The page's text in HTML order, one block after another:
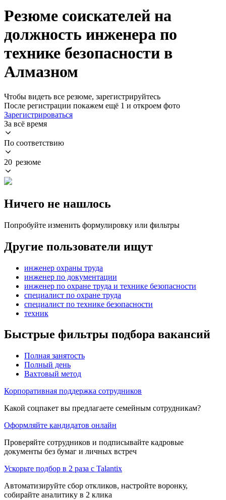
Резюме соискателей на
должность инженера по
технике безопасности в
Алмазном
Чтобы видеть все резюме, зарегистрируйтесь
После регистрации покажем ещё 1 и откроем фото
Зарегистрироваться
За всё время
По соответствию
20 резюме
Ничего не нашлось
Попробуйте изменить формулировку или фильтры
Другие пользователи ищут
инженер охраны труда
инженер по документации
инженер по охране труда и технике безопасности
специалист по охране труда
специалист по технике безопасности
техник
Быстрые фильтры подбора вакансий
Полная занятость
Полный день
Вахтовый метод
Корпоративная поддержка сотрудников
Какой соцпакет вы предлагаете семейным сотрудникам?
Оформляйте кандидатов онлайн
Проверяйте сотрудников и подписывайте кадровые
документы без бумаг и личных встреч
Ускорьте подбор в 2 раза с Talantix
Автоматизируйте сбор откликов, настройте воронку,
собирайте аналитику в 2 клика